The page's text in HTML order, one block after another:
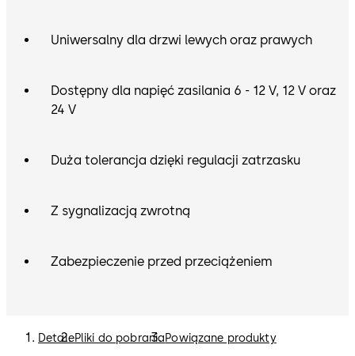
Uniwersalny dla drzwi lewych oraz prawych
Dostępny dla napięć zasilania 6 - 12 V, 12 V oraz
24 V
Duża tolerancja dzięki regulacji zatrzasku
Z sygnalizacją zwrotną
Zabezpieczenie przed przeciążeniem
DetalePliki do pobraniaPowiązane produkty